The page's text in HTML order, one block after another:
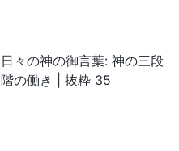
日々の神の御言葉: 神の三段
階の働き | 抜粋 35